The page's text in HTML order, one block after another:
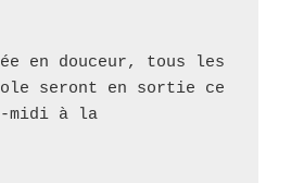
en douceur, tous les
seront en sortie ce
midi à la